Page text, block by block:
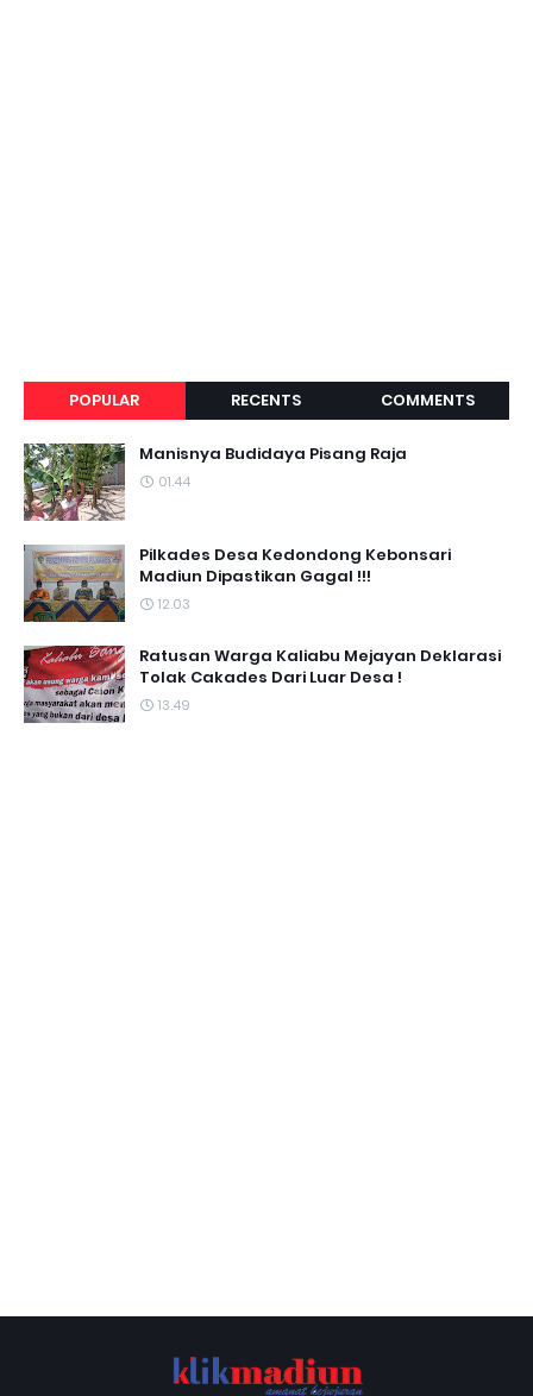
POPULAR RECENTS COMMENTS
Manisnya Budidaya Pisang Raja
01.44
Pilkades Desa Kedondong Kebonsari
Madiun Dipastikan Gagal !!!
12.03
Ratusan Warga Kaliabu Mejayan Deklarasi
Tolak Cakades Dari Luar Desa !
13.49